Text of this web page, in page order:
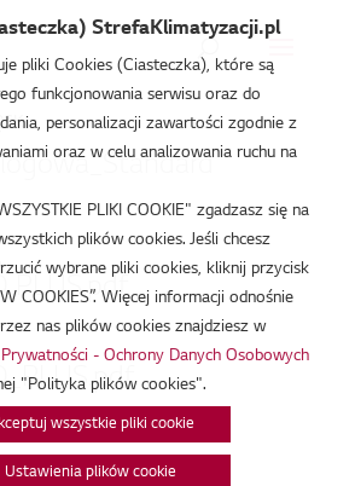
PLUS.pdf
PC09-
StrefaKlimatyzacji.pl
pliki Cookies (Ciasteczka), które są
funkcjonowania serwisu oraz do
personalizacji zawartości zgodnie z
oraz w celu analizowania ruchu na
PLIKI COOKIE" zgadzasz się na
plików cookies. Jeśli chcesz
wybrane pliki cookies, kliknij przycisk
COOKIES”. Więcej informacji odnośnie
nas plików cookies znajdziesz w
- Ochrony Danych Osobowych
"Polityka plików cookies".
wszystkie pliki cookie
Ustawienia plików cookie